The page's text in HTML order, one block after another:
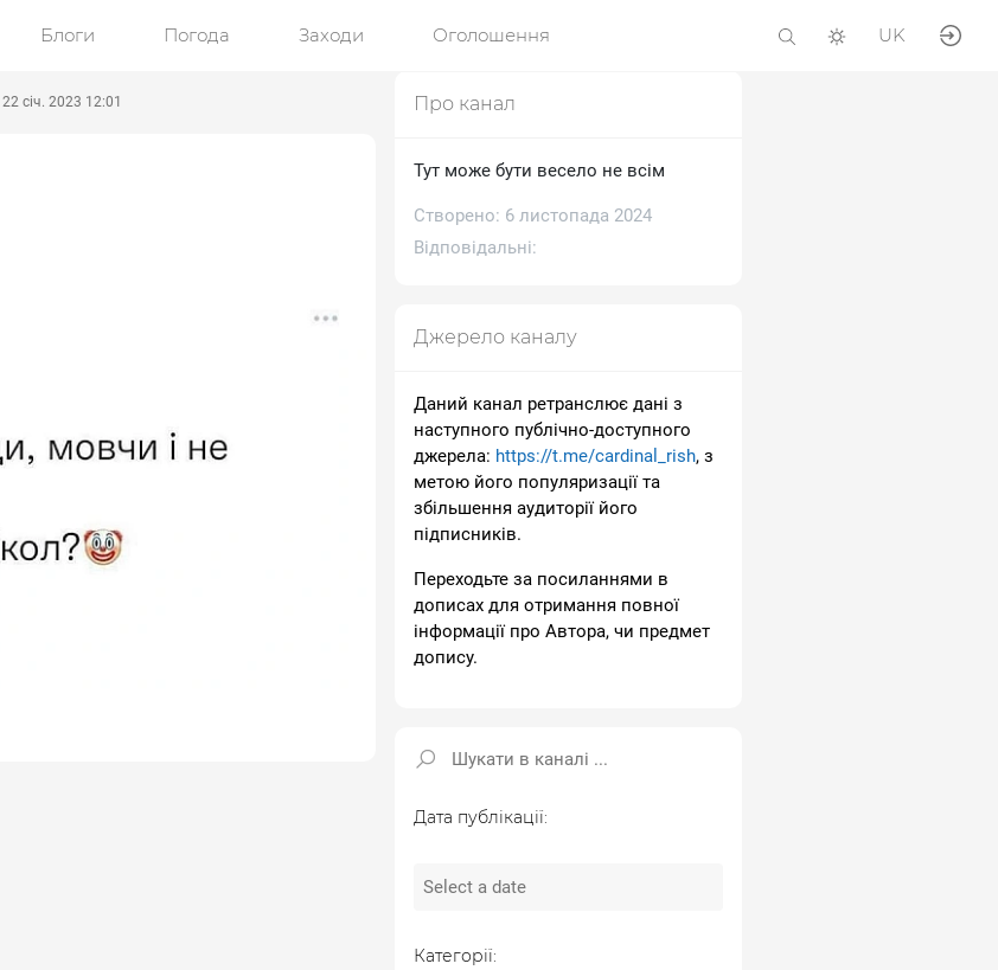
Блоги Погода Заходи Оголошення UK
22 січ. 2023 12:01 Про канал
Тут може бути весело не всім
Створено: 6 листопада 2024
Відповідальні:
Джерело каналу
Даний канал ретранслює дані з
наступного публічно-доступного
джерела: https://t.me/cardinal_rish, з
метою його популяризації та
збільшення аудиторії його
підписників.
Переходьте за посиланнями в
дописах для отримання повної
інформації про Автора, чи предмет
допису.
Дата публікації:
Категорії: